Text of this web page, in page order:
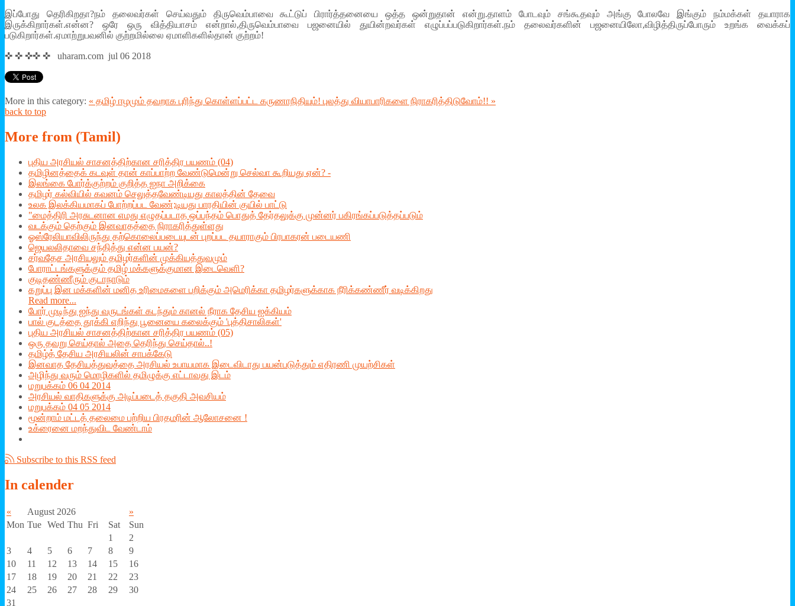
இப்போது தெரிகிறதா?நம் தலைவர்கள் செய்வதும் திருவெம்பாவை கூட்டுப் பிரார்த்தனையை ஒத்த ஒன்றுதான் என்று.தாளம் போடவும் சங்கூதவும் அங்கு போலவே இங்கும் நம்மக்கள் தயாராக
இருக்கிறார்கள்.என்ன? ஒரே ஒரு வித்தியாசம் என்றால்,திருவெம்பாவை பஜனையில் துயின்றவர்கள் எழுப்பப்படுகிறார்கள்.நம் தலைவர்களின் பஜனையிலோ,விழித்திருப்போரும் உறங்க வைக்கப்
படுகிறார்கள்.ஏமாற்றுபவனில் குற்றமில்லை ஏமாளிகளில்தான் குற்றம்!
✜ ✜ ✜✜ ✜ uharam.com jul 06 2018
More in this category: « தமிழ் ஈழமும் தவறாக புரிந்து கொள்ளப்பட்ட கருணாநிதியும்! புலத்து வியாபாரிகளை நிராகரித்திடுவோம்!! »
back to top
More from (Tamil)
புதிய அரசியல் சாசனத்திற்கான சரித்திர பயணம் (04)
தமிழினத்தைக் கடவுள் தான் காப்பாற்ற வேண்டுமென்று செல்வா கூறியது ஏன்? -
இலங்கை போர்க்குற்றம் குறித்த ஐநா அறிக்கை
தமிழர் கல்வியில் கவனம் செலுத்தவேண்டியது காலத்தின் தேவை
உலக இலக்கியமாகப் போற்றப்பட வேண்;டியது பாரதியின் குயில் பாட்டு
"மைத்திரி அரசுடனான எமது எழுதப்படாத ஒப்பந்தம் பொதுத் தேர்தலுக்கு முன்னர் பகிரங்கப்படுத்தப்படும்
வடக்கும் தெற்கும் இனவாதத்தை நிராகரித்துள்ளது
ஓஸ்ரேலியாவிலிருந்து தற்கொலைப்படையுடன் புறப்பட தயாராகும் பிரபாகரன் படையணி
ஜெயலலிதாவை சந்தித்து என்ன பயன்?
சர்வதேச அரசியலும் தமிழர்களின் முக்கியத்துவமும்
போராட்டங்களுக்கும் தமிழ் மக்களுக்குமான இடைவெளி?
குடிதண்ணீரும் குடாநாடும்
கறுப்பு இன மக்களின் மனித உரிமைகளை பறிக்கும் அமெரிக்கா தமிழர்களுக்காக நீரிக்கண்ணீர் வடிக்கிறது
Read more...
போர் முடிந்து ஐந்து வருடங்கள் கடந்தும் கானல் நீராக தேசிய ஐக்கியம்
பால் குடத்தை தூக்கி எறிந்து பூனையை கலைக்கும் 'புத்திசாலிகள்'
புதிய அரசியல் சாசனத்திற்கான சரித்திர பயணம் (05)
ஒரு தவறு செய்தால் அதை தெரிந்து செய்தால்..!
தமிழ்த் தேசிய அரசியலின் சாபக்கேடு
இனவாத தேசியத்துவத்தை அரசியல் உபாயமாக இடைவிடாது பயன்படுத்தும் எதிரணி முயற்சிகள்
அழிந்து வரும் மொழிகளில் தமிழுக்கு எட்டாவது இடம்
மறுபக்கம் 06 04 2014
அரசியல் வாதிகளுக்கு அடிப்படைத் தகுதி அவசியம்
மறுபக்கம் 04 05 2014
மூன்றாம் மட்டத் தலைமை பற்றிய பிரதமரின் ஆலோசனை !
உக்ரைனை மறந்துவிட வேண்டாம்
Subscribe to this RSS feed
In calender
« August 2026
»
Mon Tue Wed Thu Fri Sat
Sun
1
2
3
4 5 6 7 8
9
10
11 12 13 14 15
16
17
18 19 20 21 22
23
24
25 26 27 28 29
30
31